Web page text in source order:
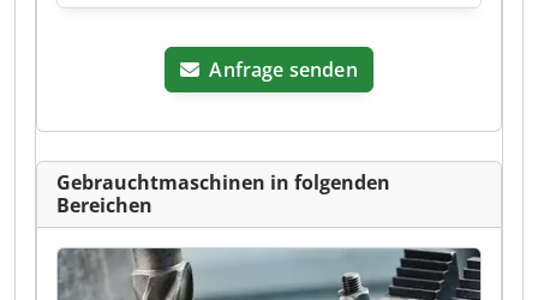
Anfrage senden
Gebrauchtmaschinen in folgenden
Bereichen